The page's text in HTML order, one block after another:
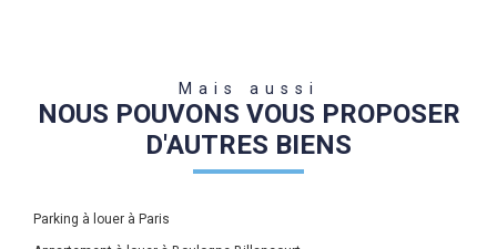
Mais aussi
NOUS POUVONS VOUS PROPOSER
D'AUTRES BIENS
Parking à louer à Paris